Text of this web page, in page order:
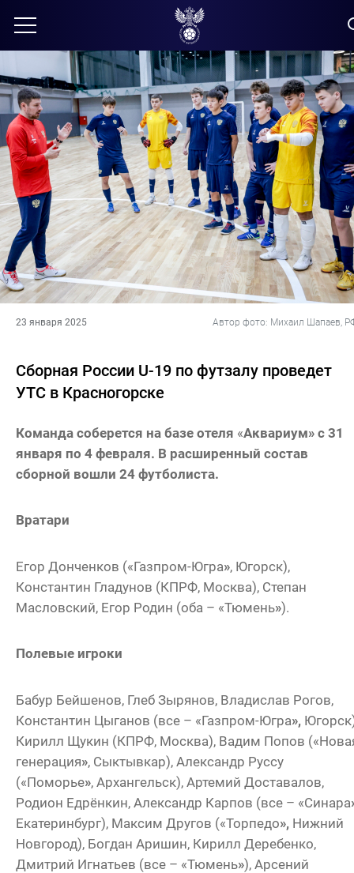
23 января 2025 Автор фото: Михаил Шапаев,
Сборная России U-19 по футзалу проведет
УТС в Красногорске
Команда соберется на базе отеля «Аквариум» с 31
января по 4 февраля. В расширенный состав
сборной вошли 24 футболиста.
Вратари
Егор Донченков («Газпром-Югра», Югорск),
Константин Гладунов (КПРФ, Москва), Степан
Масловский, Егор Родин (оба – «Тюмень»).
Полевые игроки
Бабур Бейшенов, Глеб Зырянов, Владислав Рогов,
Константин Цыганов (все – «Газпром-Югра»,
Кирилл Щукин (КПРФ, Москва), Вадим Попов
генерация», Сыктывкар), Александр Руссу
(«Поморье», Архангельск), Артемий Доставалов,
Родион Едрёнкин, Александр Карпов (все – «Синара
Екатеринбург), Максим Другов («Торпедо», Нижний
Новгород), Богдан Аришин, Кирилл Деребенко,
Дмитрий Игнатьев (все – «Тюмень»), Арсений